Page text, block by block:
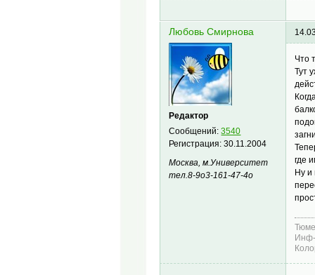
Любовь Смирнова
Редактор
Сообщений:3540
Регистрация:30.11.2004
Москва, м.Университет
тел.8-9о3-161-47-4о
Что
Тут
где
Ну и